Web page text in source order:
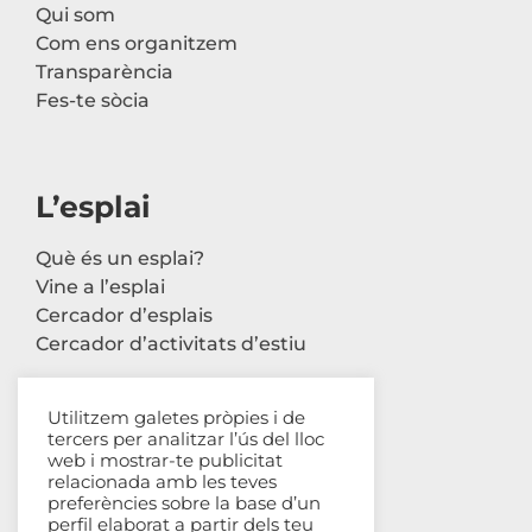
Qui som
Com ens organitzem
Transparència
Fes-te sòcia
L’esplai
Què és un esplai?
Vine a l’esplai
Cercador d’esplais
Cercador d’activitats d’estiu
Contacte
Carrer Avinyó, 44 2n
Utilitzem galetes pròpies i de
tercers per analitzar l’ús del lloc
web i mostrar-te publicitat
relacionada amb les teves
preferències sobre la base d’un
perfil elaborat a partir dels teu